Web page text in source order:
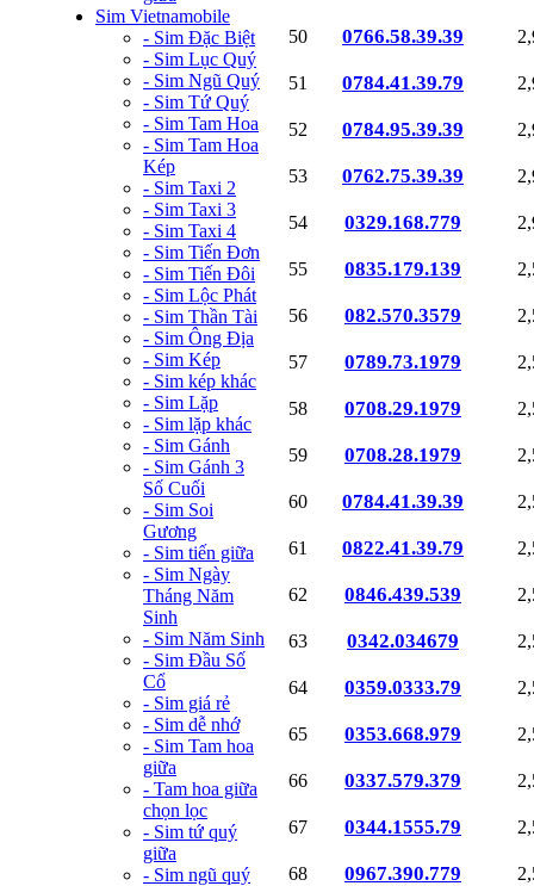
Sim Vietnamobile
- Sim Đặc Biệt
- Sim Lục Quý
- Sim Ngũ Quý
- Sim Tứ Quý
- Sim Tam Hoa
- Sim Tam Hoa
Kép
- Sim Taxi 2
- Sim Taxi 3
- Sim Taxi 4
- Sim Tiến Đơn
- Sim Tiến Đôi
- Sim Lộc Phát
- Sim Thần Tài
- Sim Ông Địa
- Sim Kép
- Sim kép khác
- Sim Lặp
- Sim lặp khác
- Sim Gánh
- Sim Gánh 3
Số Cuối
- Sim Soi
Gương
- Sim tiến giữa
- Sim Ngày
Tháng Năm
Sinh
- Sim Năm Sinh
- Sim Đầu Số
Cổ
- Sim giá rẻ
- Sim dễ nhớ
- Sim Tam hoa
giữa
- Tam hoa giữa
chọn lọc
- Sim tứ quý
giữa
- Sim ngũ quý
50 0766.58.39.39
51 0784.41.39.79
52 0784.95.39.39
53 0762.75.39.39
54 0329.168.779
55 0835.179.139
56 082.570.3579
57 0789.73.1979
58 0708.29.1979
59 0708.28.1979
60 0784.41.39.39
61 0822.41.39.79
62 0846.439.539
63 0342.034679
64 0359.0333.79
65 0353.668.979
66 0337.579.379
67 0344.1555.79
68 0967.390.779